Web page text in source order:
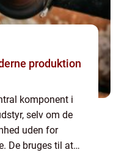
produktion
komponent i
selv om de
uden for
De bruges til at